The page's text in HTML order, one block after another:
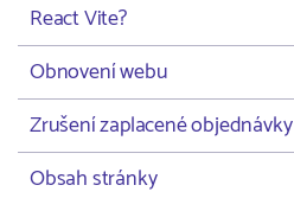
React Vite?
Obnovení webu
Zrušení zaplacené objednávky
Obsah stránky